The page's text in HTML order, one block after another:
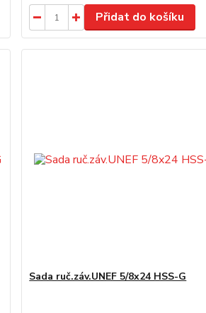
Přidat do košíku
Sada ruč.záv.UNEF 5/8x24 HSS-G